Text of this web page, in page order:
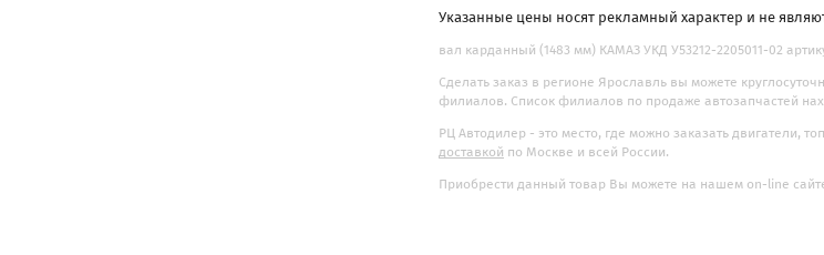
Указанные цены носят рекламный характер и не
вал карданный (1483 мм) КАМАЗ УКД У53212-2205011-02
Сделать заказ в регионе Ярославль вы можете
филиалов. Список филиалов по продаже автозапчастей
РЦ Автодилер - это место, где можно заказать двигатели,
доставкой по Москве и всей России.
Приобрести данный товар Вы можете на нашем on-line